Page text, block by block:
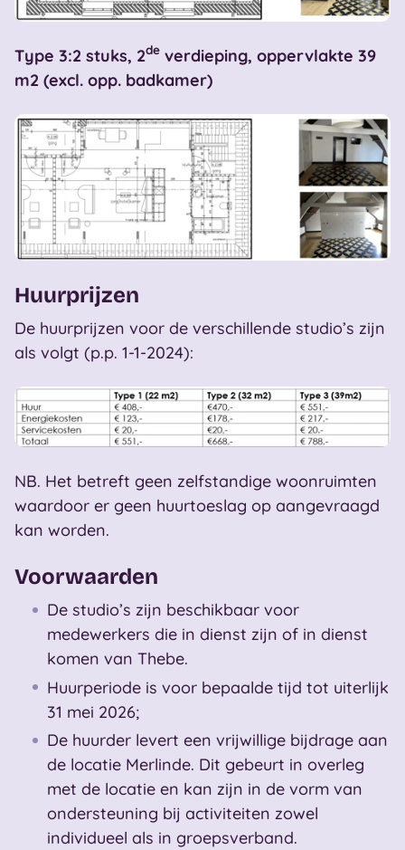
Type 3:2 stuks, 2de verdieping, oppervlakte 39
m2 (excl. opp. badkamer)
Huurprijzen
De huurprijzen voor de verschillende studio’s zijn
als volgt (p.p. 1-1-2024):
NB. Het betreft geen zelfstandige woonruimten
waardoor er geen huurtoeslag op aangevraagd
kan worden.
Voorwaarden
De studio’s zijn beschikbaar voor
medewerkers die in dienst zijn of in dienst
komen van Thebe.
Huurperiode is voor bepaalde tijd tot uiterlijk
31 mei 2026;
De huurder levert een vrijwillige bijdrage aan
de locatie Merlinde. Dit gebeurt in overleg
met de locatie en kan zijn in de vorm van
ondersteuning bij activiteiten zowel
individueel als in groepsverband.